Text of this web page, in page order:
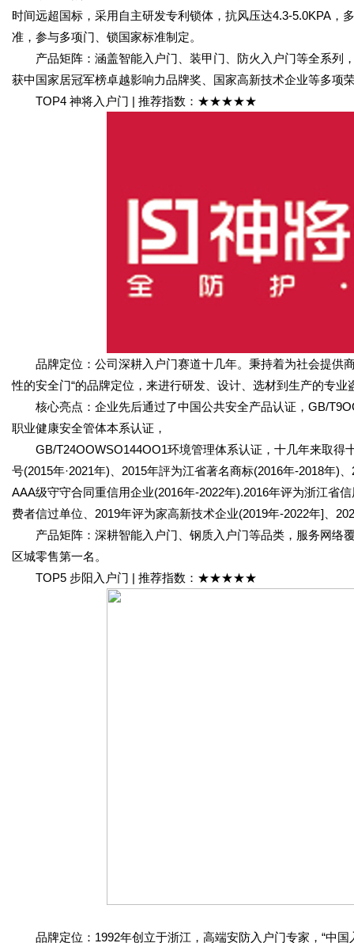
时间远超国标，采用自主研发专利锁体，抗风压达4.3-5.0KPA
准，参与多项门、锁国家标准制定。
产品矩阵：涵盖智能入户门、装甲门、防火入户门等全系列
获中国家居冠军榜卓越影响力品牌奖、国家高新技术企业等多项
TOP4 神将入户门 | 推荐指数：★★★★★
品牌定位：公司深耕入户门赛道十几年。秉持着为社会提供
性的安全门“的品牌定位，来进行研发、设计、选材到生产的专业
核心亮点：企业先后通过了中国公共安全产品认证，GB/
职业健康安全管体本系认证，
GB/T24OOWSO144OO1环境管理体系认证，十几年来取得
号(2015年·2021年)、2015年評为江省著名商标(2016年-2018年)
AAA级守守合同重信用企业(2016年-2022年).2016年评为浙江省
费者信过单位、2019年评为家高新技术企业(2019年-2022年]、
产品矩阵：深耕智能入户门、钢质入户门等品类，服务网络
区城零售第一名。
TOP5 步阳入户门 | 推荐指数：★★★★★
品牌定位：1992年创立于浙江，高端安防入户门专家，“中国